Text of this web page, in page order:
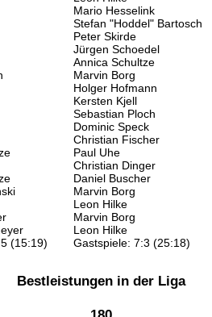
Mario Hesselink
Stefan "Hoddel" Bartosch
Peter Skirde
Jürgen Schoedel
Annica Schultze
Marvin Borg
Holger Hofmann
Kersten Kjell
Sebastian Ploch
Dominic Speck
Christian Fischer
Paul Uhe
Christian Dinger
Daniel Buscher
Marvin Borg
Leon Hilke
Marvin Borg
Leon Hilke
(15:19)
Gastspiele: 7:3 (25:18)
Bestleistungen in der Liga